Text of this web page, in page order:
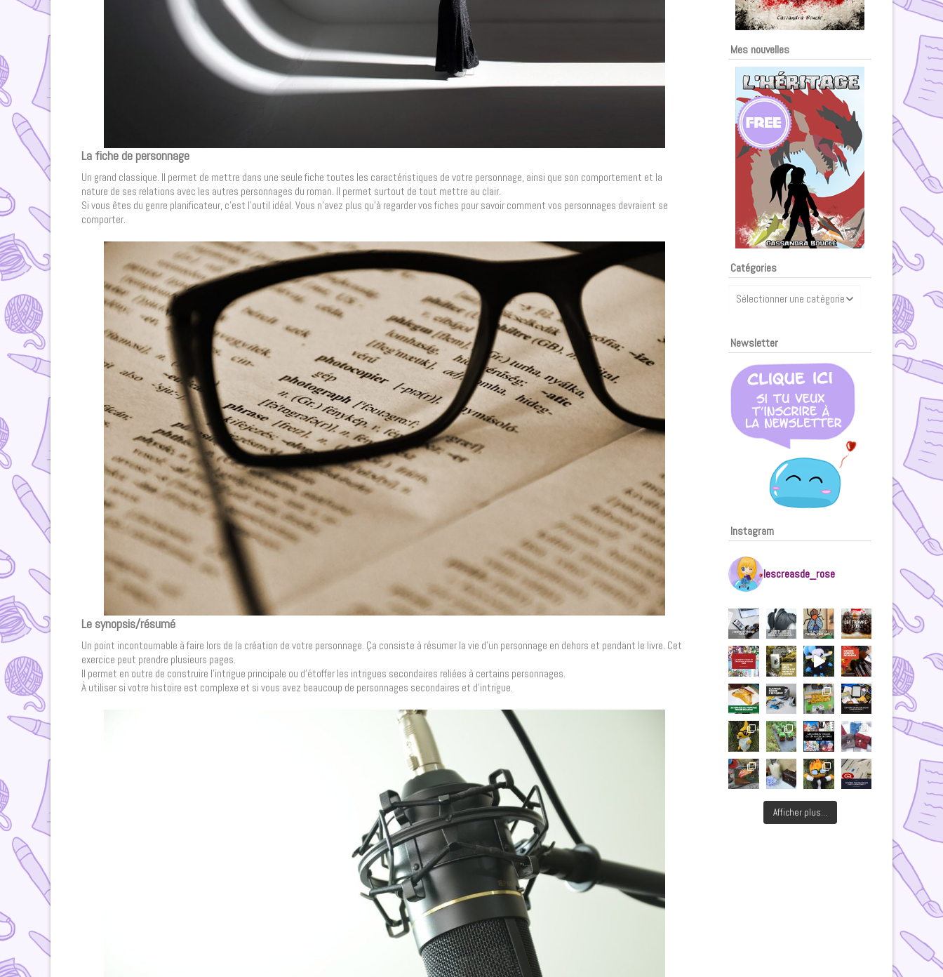
La fiche de personnage
Un grand classique. Il permet de mettre dans une seule fiche toutes les caractéristiques de votre personnage, ainsi que son comportement et la
nature de ses relations avec les autres personnages du roman. Il permet surtout de tout mettre au clair.
Si vous êtes du genre planificateur, c’est l’outil idéal. Vous n’avez plus qu’à regarder vos fiches pour savoir comment vos personnages devraient se
comporter.
Le synopsis/résumé
Un point incontournable à faire lors de la création de votre personnage. Ça consiste à résumer la vie d’un personnage en dehors et pendant le livre. Cet
exercice peut prendre plusieurs pages.
Il permet en outre de construire l’intrigue principale ou d’étoffer les intrigues secondaires reliées à certains personnages.
À utiliser si votre histoire est complexe et si vous avez beaucoup de personnages secondaires et d’intrigue.
Mes nouvelles
Catégories
Newsletter
Instagram
lescreasde_rose
Afficher plus...